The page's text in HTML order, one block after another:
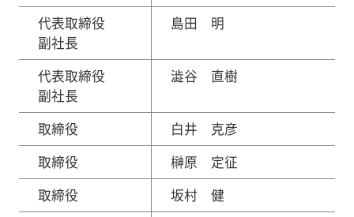
代表取締役
副社長
島田 明
代表取締役
副社長
澁谷 直樹
取締役
白井 克彦
取締役
榊原 定征
取締役
坂村 健